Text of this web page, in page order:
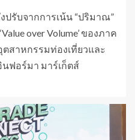
ปรับจากการเน้น “ปริมาณ”
over Volume’ ของภาค
สาหกรรมท่องเที่ยวและ
นฟอร์มา มาร์เก็ตส์